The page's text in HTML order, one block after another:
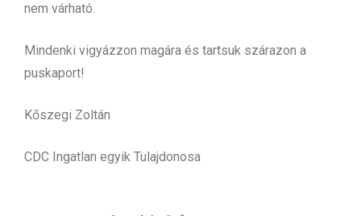
nem várható.
Mindenki vigyázzon magára és tartsuk szárazon a
puskaport!
Kőszegi Zoltán
CDC Ingatlan egyik Tulajdonosa